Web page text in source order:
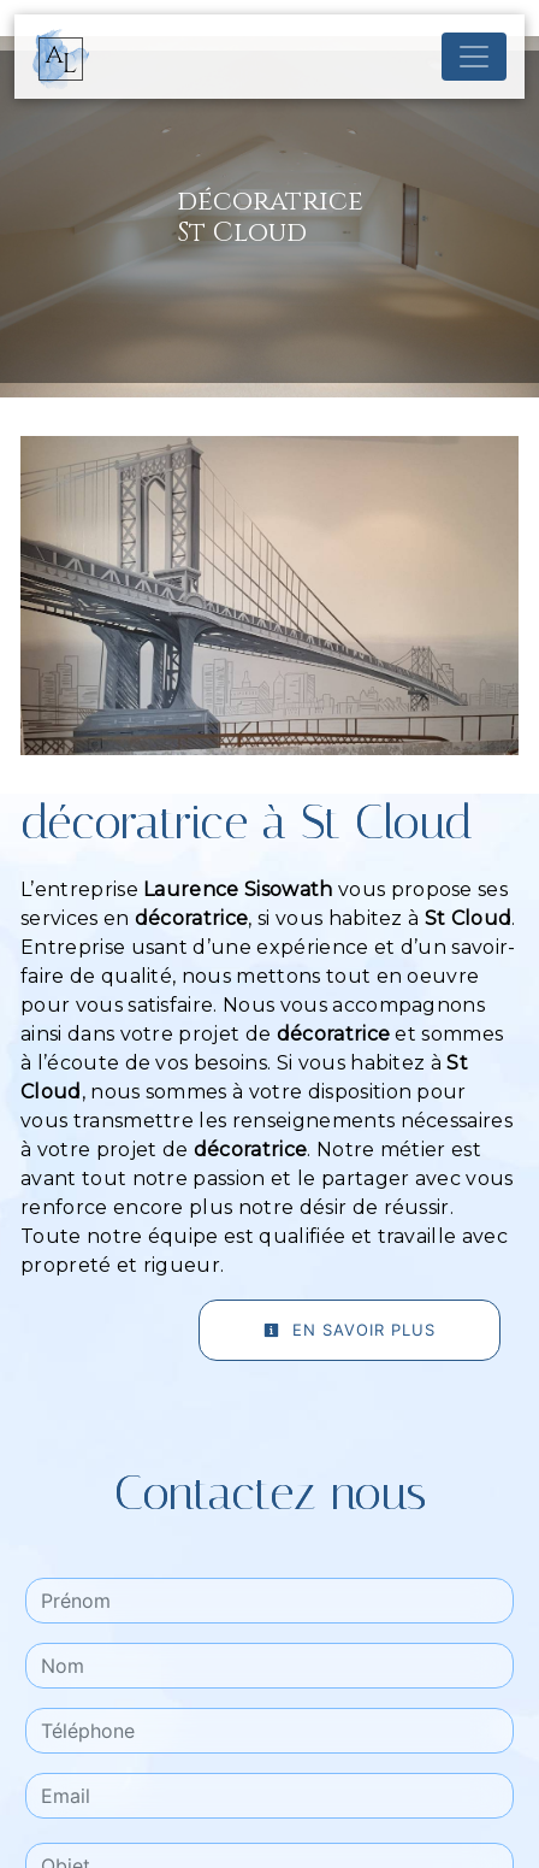
Panneau de gestion des cookies
décoratrice
St Cloud
décoratrice à St Cloud
L’entreprise Laurence Sisowath vous propose ses
services en décoratrice, si vous habitez à St Cloud.
Entreprise usant d’une expérience et d’un savoir-
faire de qualité, nous mettons tout en oeuvre
pour vous satisfaire. Nous vous accompagnons
ainsi dans votre projet de décoratrice et sommes
à l’écoute de vos besoins. Si vous habitez àSt
Cloud, nous sommes à votre disposition pour
vous transmettre les renseignements nécessaires
à votre projet de décoratrice. Notre métier est
avant tout notre passion et le partager avec vous
renforce encore plus notre désir de réussir.
Toute notre équipe est qualifiée et travaille avec
propreté et rigueur.
EN SAVOIR PLUS
Contactez nous